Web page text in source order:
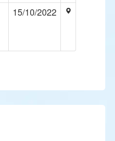
15/10/2022